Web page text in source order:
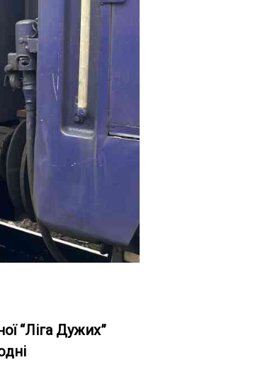
“Ліга Дужих”